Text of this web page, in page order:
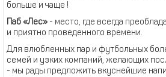
больше и чаще !
Паб «Лес» - место, где всегда
и приятно проведенного времени.
Для влюбленных пар и футбольных
семей и узких компаний, желающих
- мы рады предложить вкуснейшие